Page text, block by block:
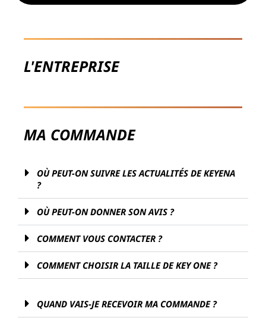
L'ENTREPRISE
MA COMMANDE
OÙ PEUT-ON SUIVRE LES ACTUALITÉS DE KEYENA
?
OÙ PEUT-ON DONNER SON AVIS ?
COMMENT VOUS CONTACTER ?
COMMENT CHOISIR LA TAILLE DE KEY ONE ?
QUAND VAIS-JE RECEVOIR MA COMMANDE ?